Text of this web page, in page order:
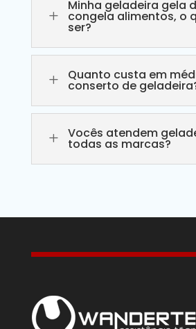
L
Minha geladeira gela
congela alimentos, o
ser?
L Quanto custa em
conserto de
L Vocês atendem
todas as marcas?